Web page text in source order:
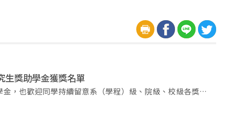
生獎助學金獲獎名單
，也歡迎同學持續留意系（學程）級、院級、校級各獎學